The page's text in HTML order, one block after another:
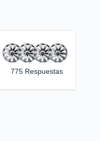
775 Respuestas